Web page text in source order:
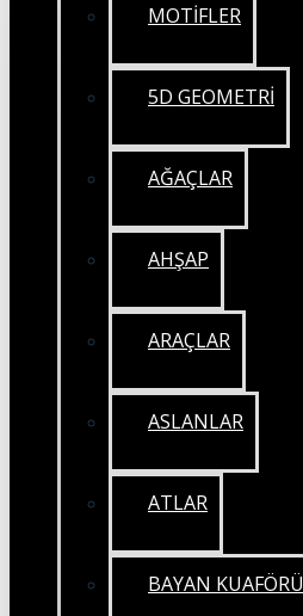
MOTİFLER
5D GEOMETRİ
AĞAÇLAR
AHŞAP
ARAÇLAR
ASLANLAR
ATLAR
BAYAN KUAFÖRÜ